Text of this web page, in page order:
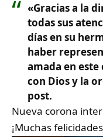
«Gracias a la
todas sus
días en su
haber
amada en
con Dios y la
post.
Nueva corona
¡Muchas